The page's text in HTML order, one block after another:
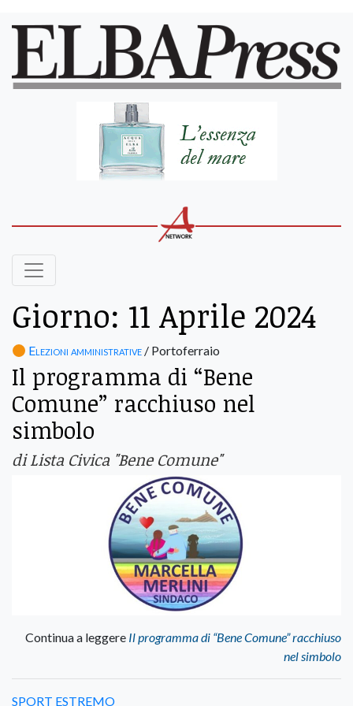
Giorno: 11 Aprile 2024
Elezioni amministrative / Portoferraio
Il programma di “Bene
Comune” racchiuso nel
simbolo
di Lista Civica "Bene Comune"
Continua a leggere Il programma di “Bene Comune” racchiuso
nel simbolo
SPORT ESTREMO